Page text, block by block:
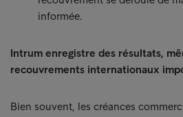
informée.
Intrum enregistre des résultats,
recouvrements internationaux
Bien souvent, les créances